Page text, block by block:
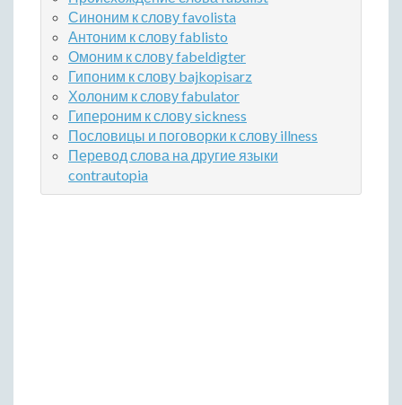
Синоним к слову favolista
Антоним к слову fablisto
Омоним к слову fabeldigter
Гипоним к слову bajkopisarz
Холоним к слову fabulator
Гипероним к слову sickness
Пословицы и поговорки к слову illness
Перевод слова на другие языки
contrautopia